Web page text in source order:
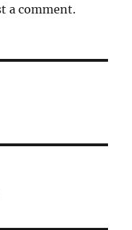
a comment.